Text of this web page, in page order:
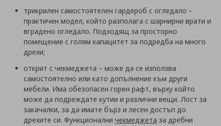
трикрилен самостоятелен гардероб с огледало –
практичен модел, който разполага с шарнирни врати и
вградено огледало. Подходящ за просторно
помещение с голям капацитет за подредба на много
дрехи;
открит с чекмеджета – може да се използва
самостоятелно или като допълнение към други
мебели. Има обезопасен горен рафт, върху който
може да подреждате кутии и различни вещи. Лост за
закачалки, за да имате бърз и лесен достъп до
дрехите си. Функционални чекмеджета за дребни